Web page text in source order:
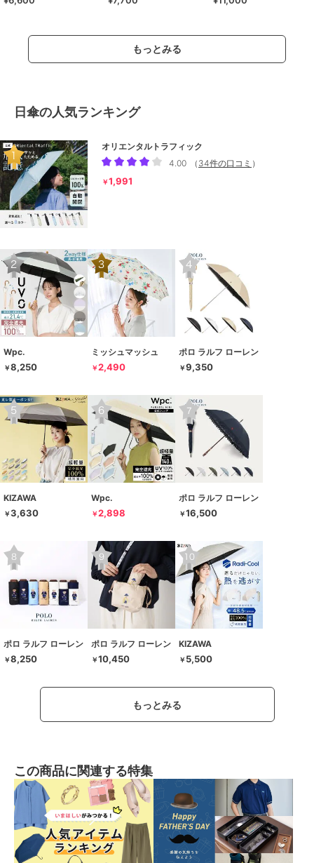
もっとみる
日傘の人気ランキング
オリエンタルトラフィック
4.00
（ 34件の口コミ ）
￥1,991
Wpc.
￥8,250
ミッシュマッシュ
￥2,490
ポロ ラルフ ローレン
￥9,350
KIZAWA
￥3,630
Wpc.
￥2,898
ポロ ラルフ ローレン
￥16,500
ポロ ラルフ ローレン
￥8,250
ポロ ラルフ ローレン
￥10,450
KIZAWA
￥ 5,500
もっとみる
この商品に関連する特集